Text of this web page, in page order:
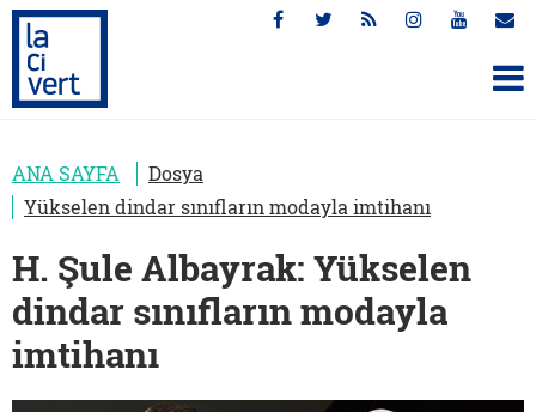
ANA SAYFA
Dosya
Yükselen dindar sınıfların modayla imtihanı
H. Şule Albayrak: Yükselen
dindar sınıfların modayla
imtihanı